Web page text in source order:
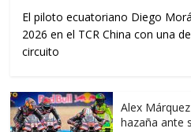
El piloto ecuatoriano Diego
2026 en el TCR China con una
circuito
Alex
hazaña ante